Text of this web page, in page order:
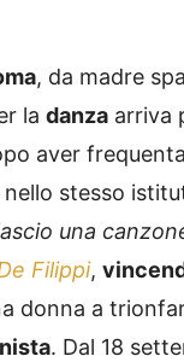
, da madre
la danza arriva
aver
nello stesso
una
Filippi,
donna a
. Dal 18